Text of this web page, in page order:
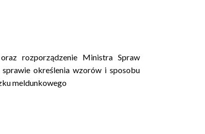
rozporządzenie Ministra Spraw
określenia wzorów i sposobu
meldunkowego